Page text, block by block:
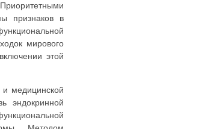
признаков в
мирового
этой
и медицинской
эндокринной